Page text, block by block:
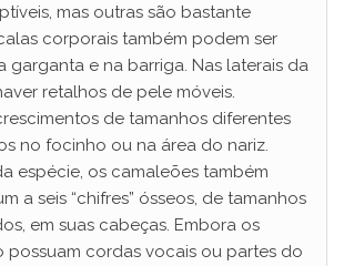
mas outras são bastante
corporais também podem ser
garganta e na barriga. Nas laterais da
retalhos de pele móveis.
de tamanhos diferentes
no focinho ou na área do nariz.
espécie, os camaleões também
a seis “chifres” ósseos, de tamanhos
em suas cabeças. Embora os
possuam cordas vocais ou partes do